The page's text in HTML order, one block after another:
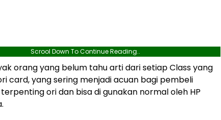
Scrool Down To Continue Reading..
orang yang belum tahu arti dari setiap Class yang
card, yang sering menjadi acuan bagi pembeli
ori dan bisa di gunakan normal oleh HP